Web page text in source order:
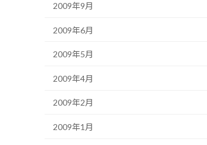
2009年9月
2009年6月
2009年5月
2009年4月
2009年2月
2009年1月